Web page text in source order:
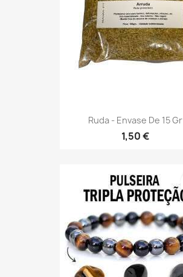
Ruda - Envase De 15 Gr
1,50 €